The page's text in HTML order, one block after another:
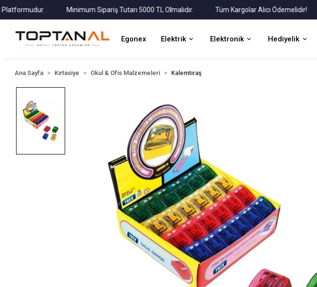
Minimum Sipariş Tutarı 5000 TL Olmalıdır. Tüm Kargolar Alıcı Ödemelidir!
Egonex Elektrik Elektronik Hediyelik
Ana Sayfa Kırtasiye Okul & Ofis Malzemeleri Kalemtıraş